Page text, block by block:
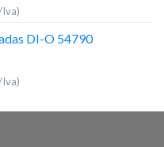
Iva)
DI-O 54790
Iva)